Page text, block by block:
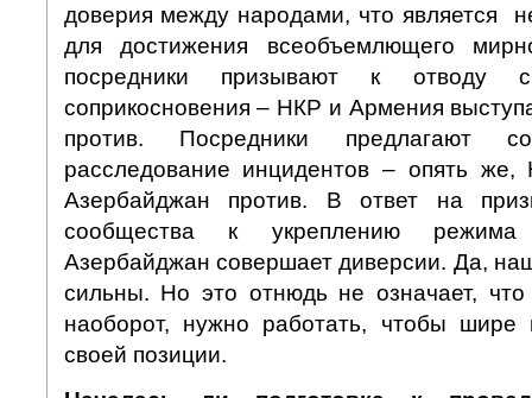
доверия между народами, что является
для достижения всеобъемлющего
посредники призывают к отводу
соприкосновения – НКР и Армения
против. Посредники предлагают
расследование инцидентов – опять
Азербайджан против. В ответ на
сообщества к укреплению режима
Азербайджан совершает диверсии. Да,
сильны. Но это отнюдь не означает,
наоборот, нужно работать, чтобы шире
своей позиции.